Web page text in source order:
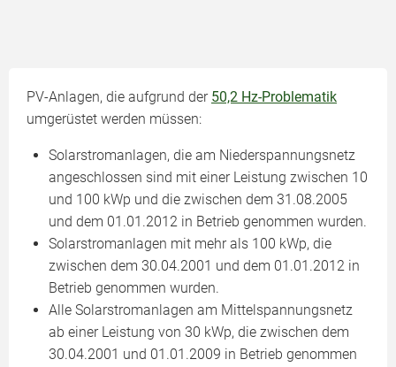
PV-Anlagen, die aufgrund der 50,2 Hz-Problematik
umgerüstet werden müssen:
Solarstromanlagen, die am Niederspannungsnetz
angeschlossen sind mit einer Leistung zwischen 10
und 100 kWp und die zwischen dem 31.08.2005
und dem 01.01.2012 in Betrieb genommen wurden.
Solarstromanlagen mit mehr als 100 kWp, die
zwischen dem 30.04.2001 und dem 01.01.2012 in
Betrieb genommen wurden.
Alle Solarstromanlagen am Mittelspannungsnetz
ab einer Leistung von 30 kWp, die zwischen dem
30.04.2001 und 01.01.2009 in Betrieb genommen